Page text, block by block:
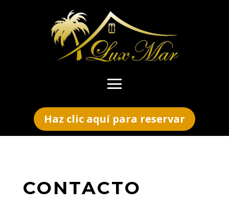
Haz clic aquí para reservar
CONTACTO